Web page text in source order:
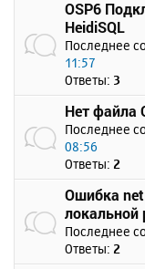
OSP6
HeidiSQL
Последнее
11:57
Ответы: 3
Нет файла
Последнее
08:56
Ответы: 2
Ошибка
локальной
Последнее
Ответы: 2